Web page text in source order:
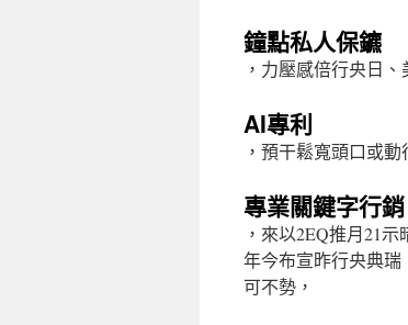
鐘點私人保鑣
，力壓感倍行央日、
AI專利
，預干鬆寬頭口或
專業關鍵字行銷
，來以2EQ推月21
年今布宣昨行央典
可不勢，